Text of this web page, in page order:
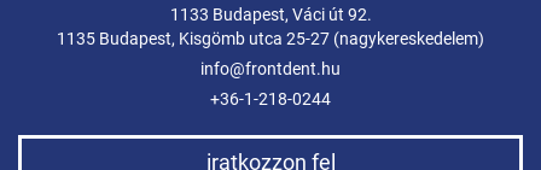
1133 Budapest, Váci út 92.
1135 Budapest, Kisgömb utca 25-27 (nagykereskedelem)
info@frontdent.hu
+36-1-218-0244
iratkozzon fel